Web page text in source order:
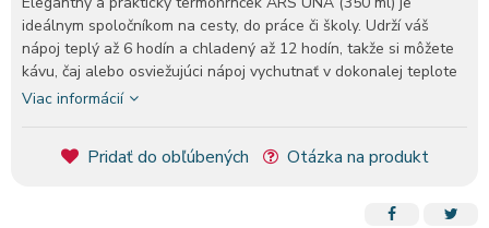
ideálnym spoločníkom na cesty, do práce či školy. Udrží váš
nápoj teplý až 6 hodín a chladený až 12 hodín, takže si môžete
kávu, čaj alebo osviežujúci nápoj vychutnať v dokonalej teplote
po celý deň.
spĺňa európske bezpečnostné normy. Materiál je bez škodlivín
Viac informácií
Pridať do obľúbených Otázka na produkt